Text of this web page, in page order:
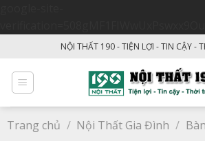
content
NỘI THẤT 190 - TIỆN LỢI - TIN CẬY -
Trang chủ / Nội Thất Gia Đình /